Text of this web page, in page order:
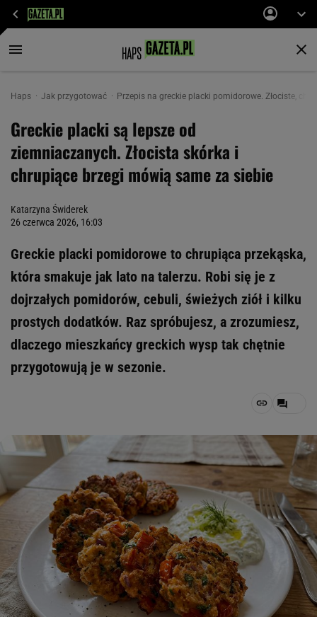
Haps Jak przygotować Przepis na greckie placki pomidorowe. Złociste,
Greckie placki są lepsze od
ziemniaczanych. Złocista skórka i
chrupiące brzegi mówią same za siebie
Katarzyna Świderek
26 czerwca 2026, 16:03
Greckie placki pomidorowe to chrupiąca przekąska,
która smakuje jak lato na talerzu. Robi się je z
dojrzałych pomidorów, cebuli, świeżych ziół i kilku
prostych dodatków. Raz spróbujesz, a zrozumiesz,
dlaczego mieszkańcy greckich wysp tak chętnie
przygotowują je w sezonie.